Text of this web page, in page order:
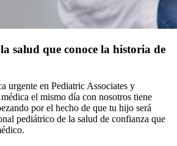
salud que conoce la historia de
urgente en Pediatric Associates y
el mismo día con nosotros tiene
por el hecho de que tu hijo será
pediátrico de la salud de confianza que